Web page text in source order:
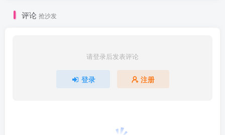
评论 抢沙发
请登录后发表评论
登录 注册